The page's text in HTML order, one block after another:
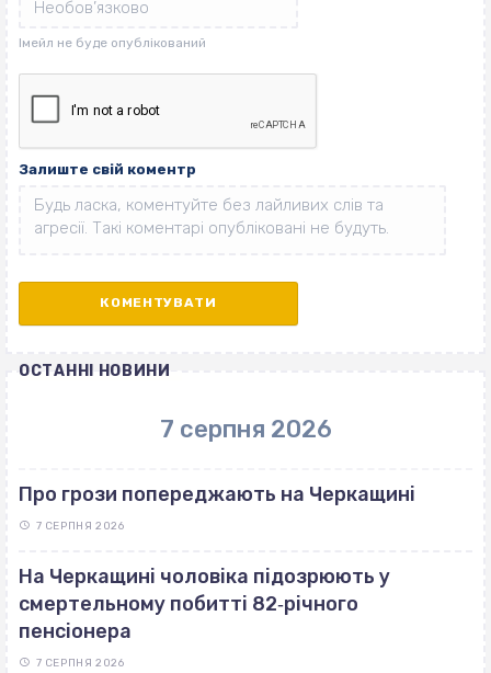
Залиште свій коментр
ОСТАННІ НОВИНИ
7 серпня 2026
Про грози попереджають на Черкащині
7 СЕРПНЯ 2026
На Черкащині чоловіка підозрюють у
смертельному побитті 82‐річного
пенсіонера
7 СЕРПНЯ 2026